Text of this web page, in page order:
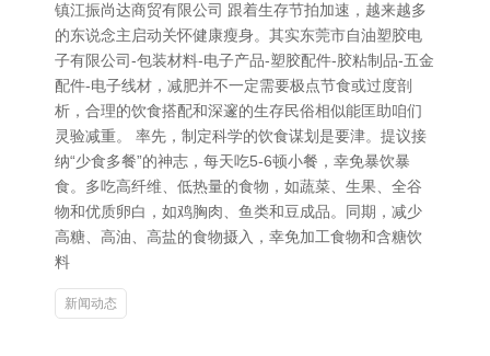
镇江振尚达商贸有限公司 跟着生存节拍加速，越来越多
的东说念主启动关怀健康瘦身。其实东莞市自油塑胶电
子有限公司-包装材料-电子产品-塑胶配件-胶粘制品-五金
配件-电子线材，减肥并不一定需要极点节食或过度剖
析，合理的饮食搭配和深邃的生存民俗相似能匡助咱们
灵验减重。 率先，制定科学的饮食谋划是要津。提议接
纳“少食多餐”的神志，每天吃5-6顿小餐，幸免暴饮暴
食。多吃高纤维、低热量的食物，如蔬菜、生果、全谷
物和优质卵白，如鸡胸肉、鱼类和豆成品。同期，减少
高糖、高油、高盐的食物摄入，幸免加工食物和含糖饮
料
新闻动态